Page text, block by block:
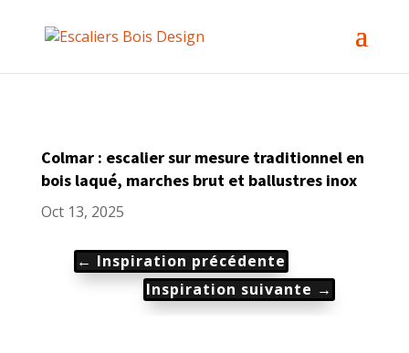
Colmar : escalier sur mesure traditionnel en
bois laqué, marches brut et ballustres inox
Oct 13, 2025
← Inspiration précédente
Inspiration suivante →